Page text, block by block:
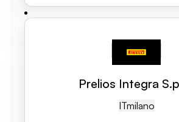
Prelios Integra
ITMilano